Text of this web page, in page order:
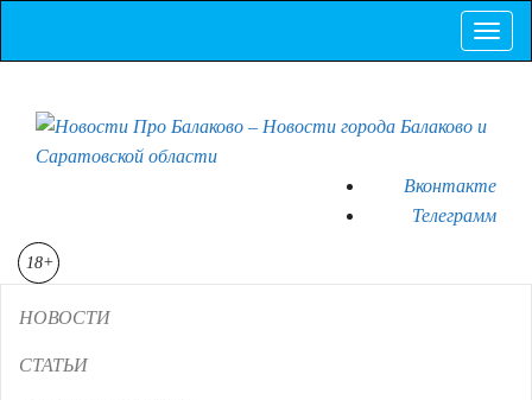
Вконтакте
Телеграмм
18+
НОВОСТИ
СТАТЬИ